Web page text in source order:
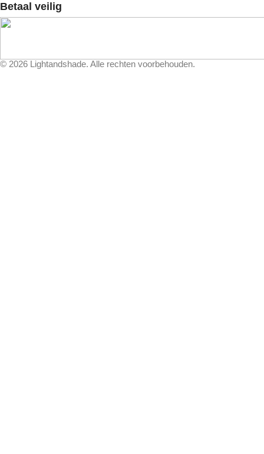
Betaal veilig
© 2026 Lightandshade. Alle rechten voorbehouden.